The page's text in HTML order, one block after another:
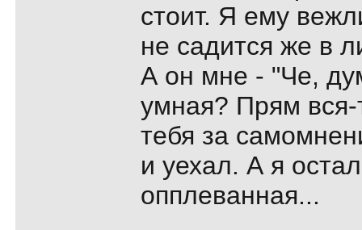
стоит. Я ему
не садится же в
А он мне - "Че,
умная? Прям вся-
тебя за
и уехал. А я
опплеванная...